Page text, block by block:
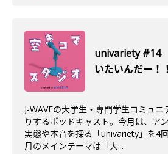
univariety #14
いたいんだー！
J-WAVEの大学生・専門学生コミュニ
りするポッドキャスト。今月は、ア
実態や本音を探る「univariety」を4
月のメインテーマは「大...